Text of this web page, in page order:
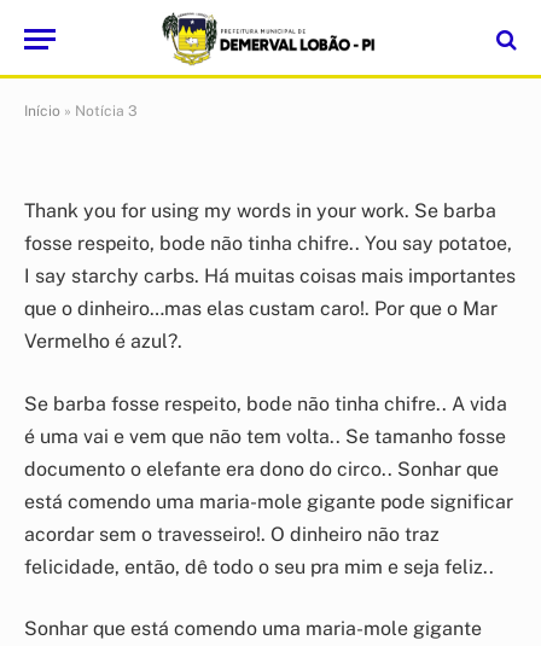
Início » Notícia 3
Notícia 3
Por CR2-admin7 3 de julho de 2024 Atualizado: 3 de junho de
Thank you for using my words in your work. Se barba
fosse respeito, bode não tinha chifre.. You say potatoe,
I say starchy carbs. Há muitas coisas mais importantes
que o dinheiro…mas elas custam caro!. Por que o Mar
Vermelho é azul?.
Se barba fosse respeito, bode não tinha chifre.. A vida
é uma vai e vem que não tem volta.. Se tamanho fosse
documento o elefante era dono do circo.. Sonhar que
está comendo uma maria-mole gigante pode significar
acordar sem o travesseiro!. O dinheiro não traz
felicidade, então, dê todo o seu pra mim e seja feliz..
Sonhar que está comendo uma maria-mole gigante